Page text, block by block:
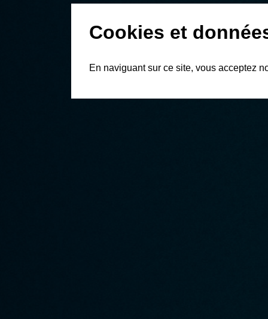
Cookies et
En naviguant sur ce site, vous acceptez